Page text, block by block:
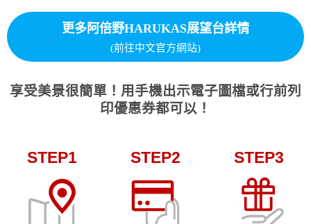
更多阿倍野HARUKAS展望台詳情
(前往中文官方網站)
享受美景很簡單！用手機出示電子圖檔或行前列
印優惠券都可以！
STEP1 STEP2 STEP3